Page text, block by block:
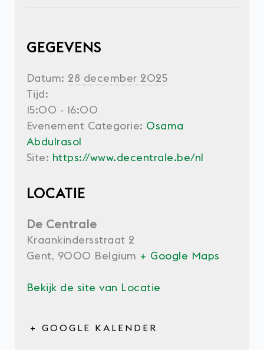
GEGEVENS
Datum: 28 december 2025
Tijd:
15:00 - 16:00
Evenement Categorie: Osama
Abdulrasol
Site: https://www.decentrale.be/nl
LOCATIE
De Centrale
Kraankindersstraat 2
Gent, 9000 Belgium + Google Maps
Bekijk de site van Locatie
+ GOOGLE KALENDER